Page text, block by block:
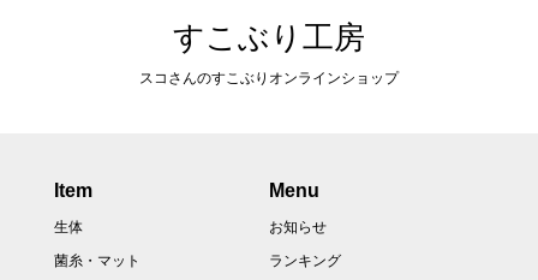
すこぶり工房
スコさんのすこぶりオンラインショップ
Item
生体
菌糸・マット
Menu
お知らせ
ランキング